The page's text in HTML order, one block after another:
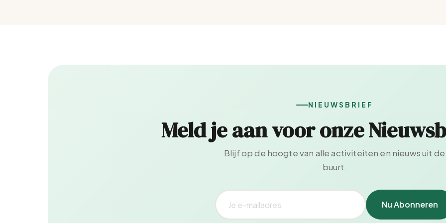
NIEUWSBRIEF
Meld je aan voor onze
Blijf op de hoogte van alle activiteiten en nieuws uit de
buurt.
Nu Abonneren